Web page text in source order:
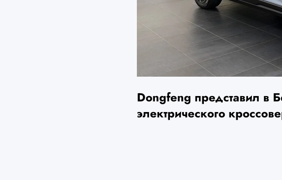
Dongfeng представил в
электрического